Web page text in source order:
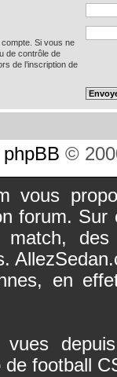
Si vous ne
de contrôle de
de l’inscription de
phpBB ©
vous
forum.
des
en
vues
football